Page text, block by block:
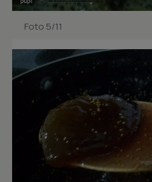
Foto 5/11